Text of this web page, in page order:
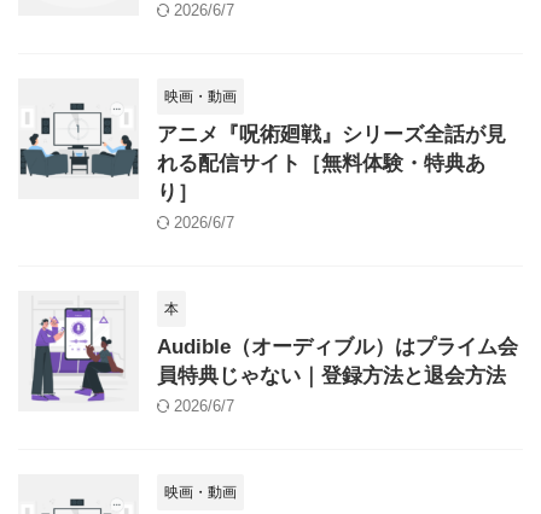
2026/6/7
映画・動画
アニメ『呪術廻戦』シリーズ全話が見
れる配信サイト［無料体験・特典あ
り］
2026/6/7
本
Audible（オーディブル）はプライム会
員特典じゃない｜登録方法と退会方法
2026/6/7
映画・動画